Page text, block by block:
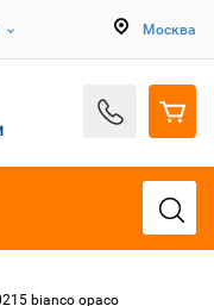
Москва
bianco opaco